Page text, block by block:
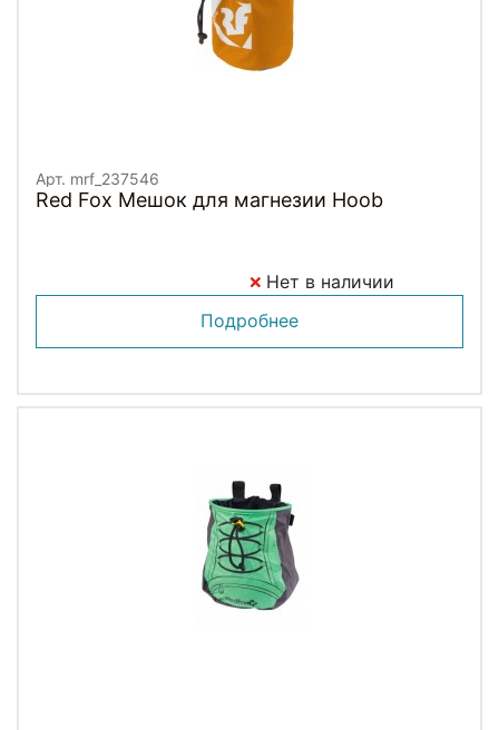
Арт. mrf_237546
Red Fox Мешок для магнезии Hoob
Нет в наличии
Подробнее